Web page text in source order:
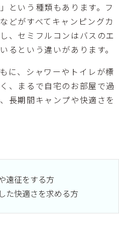
という種類もあります。フ
どがすべてキャンピングカ
、セミフルコンはバスのエ
るという違いがあります。
に、シャワーやトイレが標
、まるで自宅のお部屋で過
長期間キャンプや快適さを
遠征をする方
た快適さを求める方